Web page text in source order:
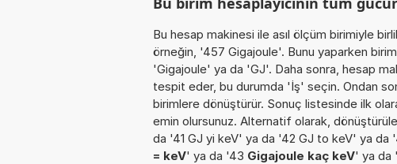
Bu hesap makinesi ile asıl ölçüm birimiyle
örneğin, '457 Gigajoule'. Bunu yaparken
'Gigajoule' ya da 'GJ'. Daha sonra, hesap
tespit eder, bu durumda 'İş' seçin. Ondan
birimlere dönüştürür. Sonuç listesinde ilk
emin olursunuz. Alternatif olarak,
da '41 GJ yi keV' ya da '42 GJ to keV' ya da
= keV' ya da '43 Gigajoule kaç keV' ya da